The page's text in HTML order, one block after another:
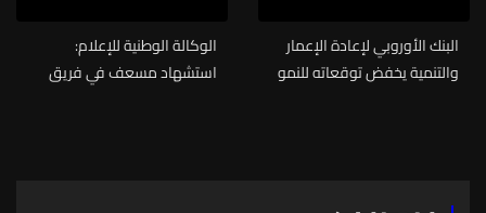
البنك الأوروبي لإعادة الإعمار
والتنمية يخفض توقعاته للنمو
الوكالة الوطنية للإعلام:
استشهاد مسعف في فريق